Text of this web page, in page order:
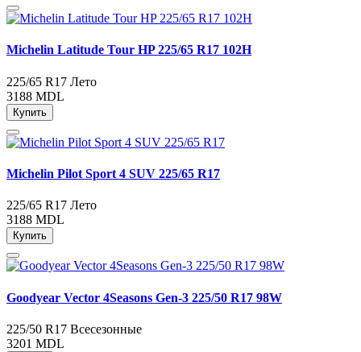
Michelin Latitude Tour HP 225/65 R17 102H
225/65 R17 Лето
3188 MDL
Купить
Michelin Pilot Sport 4 SUV 225/65 R17
225/65 R17 Лето
3188 MDL
Купить
Goodyear Vector 4Seasons Gen-3 225/50 R17 98W
225/50 R17 Всесезонные
3201 MDL